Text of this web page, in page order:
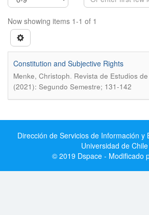
Now showing items 1-1 of 1
Constitution and Subjective Rights
Menke, Christoph. Revista de Estudios
(2021): Segundo Semestre; 131-142
Dirección de Servicios de Información y
Universidad de Chile
© 2019 Dspace - Modificado